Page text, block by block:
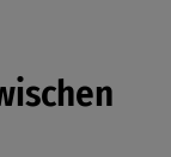
teilen
teilen